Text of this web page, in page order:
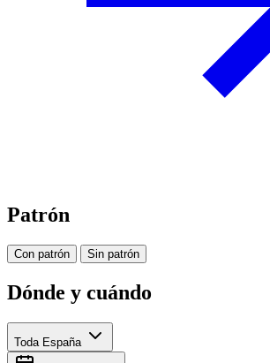
Patrón
Con patrón Sin patrón
Dónde y cuándo
Toda España